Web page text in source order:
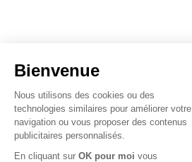
Bienvenue
Nous utilisons des cookies ou des
technologies similaires pour améliorer votre
navigation ou vous proposer des contenus
publicitaires personnalisés.
En cliquant sur OK pour moi vous